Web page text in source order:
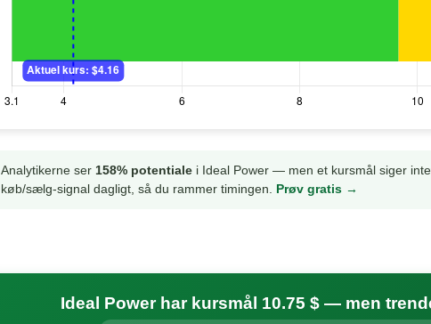
Analytikerne ser 158% potentiale i Ideal Power — men et kursmål siger
køb/sælg-signal dagligt, så du rammer timingen. Prøv gratis →
Ideal Power har kursmål 10.75 $ — men